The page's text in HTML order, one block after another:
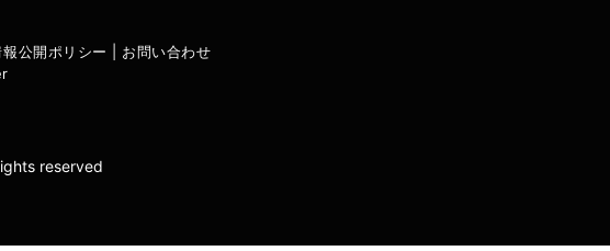
公開ポリシー
お問い合わせ
reserved